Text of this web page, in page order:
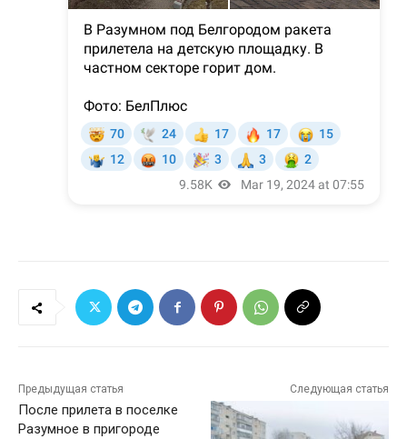
Предыдущая статья
После прилета в поселке
Разумное в пригороде
Следующая статья